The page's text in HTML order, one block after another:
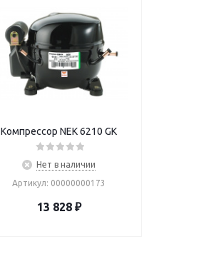
Компрессор NEK 6210 GK
Нет в наличии
Артикул: 00000000173
13 828₽